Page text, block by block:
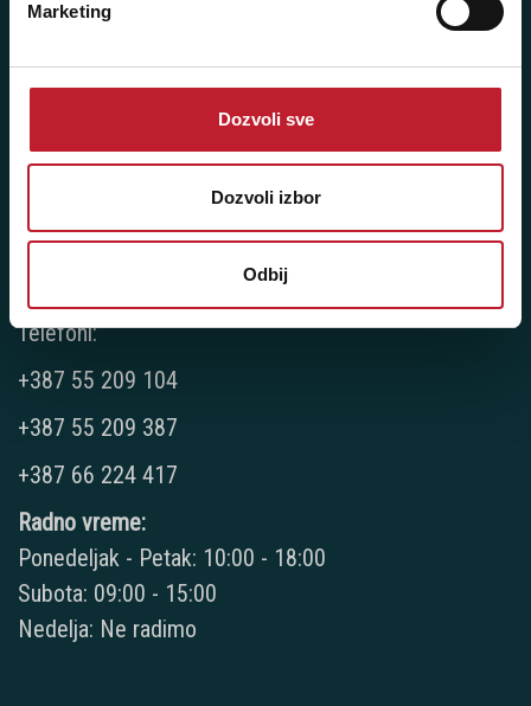
Marketing
Dozvoli sve
Dozvoli izbor
Odbij
Šifra djelatnosti: 46.19
Matični broj: 11091369
JIB: 4403444110009
NAŠE PRODAVNICE
Telefoni:
+387 55 209 104
+387 55 209 387
+387 66 224 417
Radno vreme:
Ponedeljak - Petak: 10:00 - 18:00
Subota: 09:00 - 15:00
Nedelja: Ne radimo